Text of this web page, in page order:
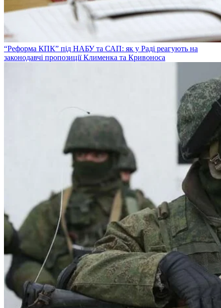
“Реформа КПК” під НАБУ та САП: як у Раді реагують на
законодавчі пропозиції Клименка та Кривоноса